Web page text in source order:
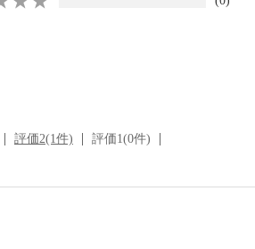
評価2(1件) 評価1(0件)